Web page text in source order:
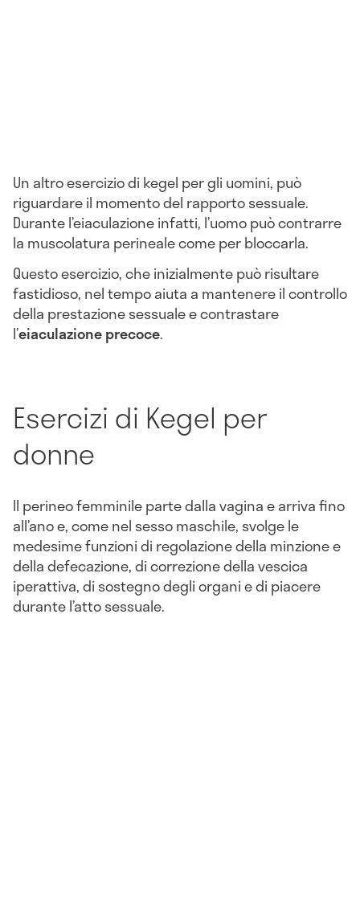
Un altro esercizio di kegel per gli uomini, può
riguardare il momento del rapporto sessuale.
Durante l’eiaculazione infatti, l’uomo può contrarre
la muscolatura perineale come per bloccarla.
Questo esercizio, che inizialmente può risultare
fastidioso, nel tempo aiuta a mantenere il controllo
della prestazione sessuale e contrastare
l’eiaculazione precoce.
Esercizi di Kegel per
donne
Il perineo femminile parte dalla vagina e arriva fino
all’ano e, come nel sesso maschile, svolge le
medesime funzioni di regolazione della minzione e
della defecazione, di correzione della vescica
iperattiva, di sostegno degli organi e di piacere
durante l’atto sessuale.